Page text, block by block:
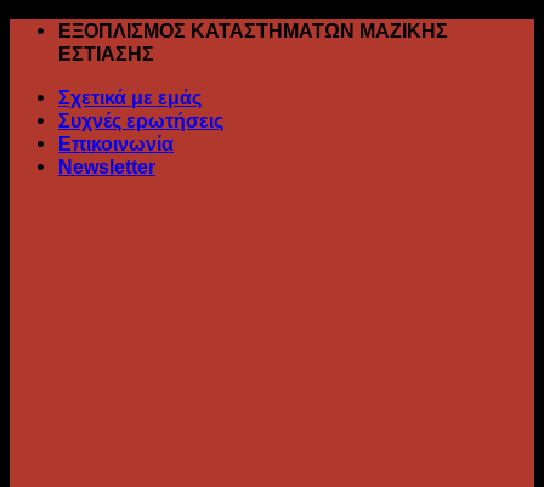
Skip
ΕΞΟΠΛΙΣΜΟΣ ΚΑΤΑΣΤΗΜΑΤΩΝ ΜΑΖΙΚΗΣ
ΕΣΤΙΑΣΗΣ
Σχετικά με εμάς
Συχνές ερωτήσεις
Επικοινωνία
Newsletter